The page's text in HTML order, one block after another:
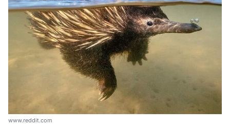
www.reddit.com